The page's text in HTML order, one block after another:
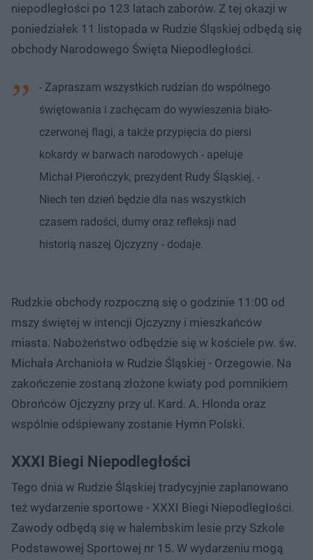
niepodległości po 123 latach zaborów. Z tej okazji w
poniedziałek 11 listopada w Rudzie Śląskiej odbędą się
obchody Narodowego Święta Niepodległości.
- Zapraszam wszystkich rudzian do wspólnego
świętowania i zachęcam do wywieszenia biało-
czerwonej flagi, a także przypięcia do piersi
kokardy w barwach narodowych - apeluje
Michał Pierończyk, prezydent Rudy Śląskiej. -
Niech ten dzień będzie dla nas wszystkich
czasem radości, dumy oraz refleksji nad
historią naszej Ojczyzny - dodaje.
Rudzkie obchody rozpoczną się o godzinie 11:00 od
mszy świętej w intencji Ojczyzny i mieszkańców
miasta. Nabożeństwo odbędzie się w kościele pw. św.
Michała Archanioła w Rudzie Śląskiej - Orzegowie. Na
zakończenie zostaną złożone kwiaty pod pomnikiem
Obrońców Ojczyzny przy ul. Kard. A. Hlonda oraz
wspólnie odśpiewany zostanie Hymn Polski.
XXXI Biegi Niepodległości
Tego dnia w Rudzie Śląskiej tradycyjnie zaplanowano
też wydarzenie sportowe - XXXI Biegi Niepodległości.
Zawody odbędą się w halembskim lesie przy Szkole
Podstawowej Sportowej nr 15. W wydarzeniu mogą